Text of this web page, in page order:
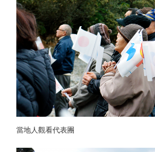
當地人觀看代表團